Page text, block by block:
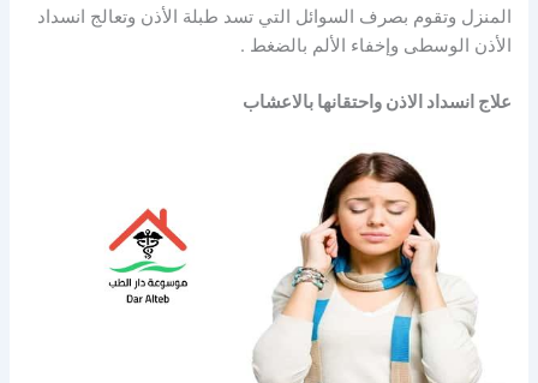
المنزل وتقوم بصرف السوائل التي تسد طبلة الأذن وتعالج انسداد
الأذن الوسطى وإخفاء الألم بالضغط .
علاج انسداد الاذن واحتقانها بالاعشاب